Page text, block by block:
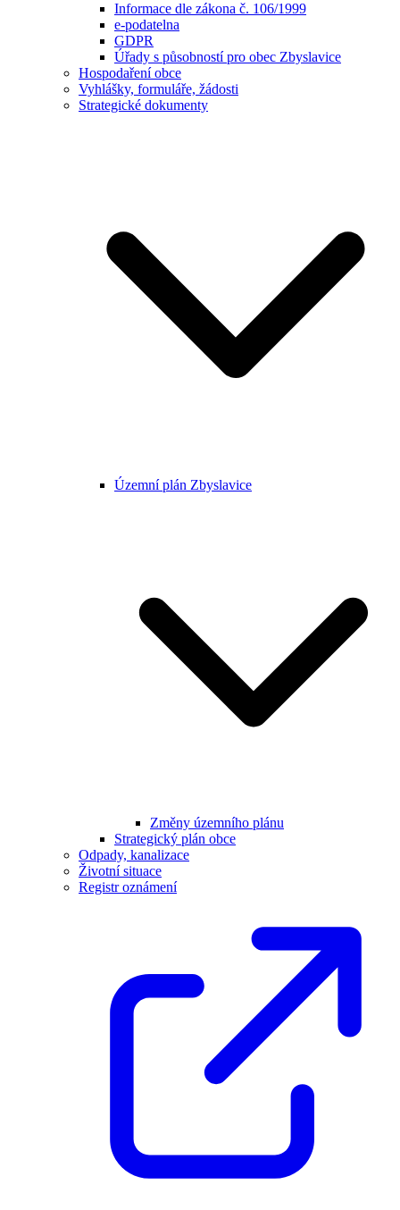
Informace dle zákona č. 106/1999
e-podatelna
GDPR
Úřady s působností pro obec Zbyslavice
Hospodaření obce
Vyhlášky, formuláře, žádosti
Strategické dokumenty
Územní plán Zbyslavice
Změny územního plánu
Strategický plán obce
Odpady, kanalizace
Životní situace
Registr oznámení